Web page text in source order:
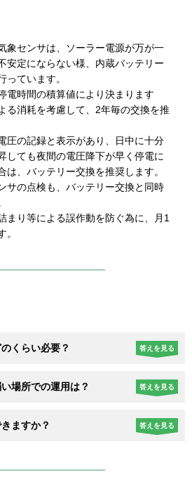
象センサは、ソーラー電源が万が一
安定にならない様、内蔵バッテリー
っています。
電時間の積算値により決まります
る消耗を考慮して、2年毎の交換を推
圧の記録と表⽰があり、⽇中に⼗分
しても夜間の電圧降下が早く停電に
は、バッテリー交換を推奨します。
サの点検も、バッテリー交換と同時
まり等による誤作動を防ぐ為に、⽉1
。
くらい必要？ 答えを見る
場所での運用は？ 答えを見る
ますか？ 答えを見る